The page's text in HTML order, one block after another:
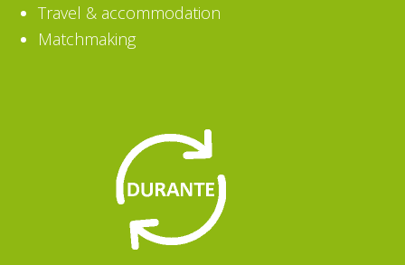
Travel & accommodation
Matchmaking